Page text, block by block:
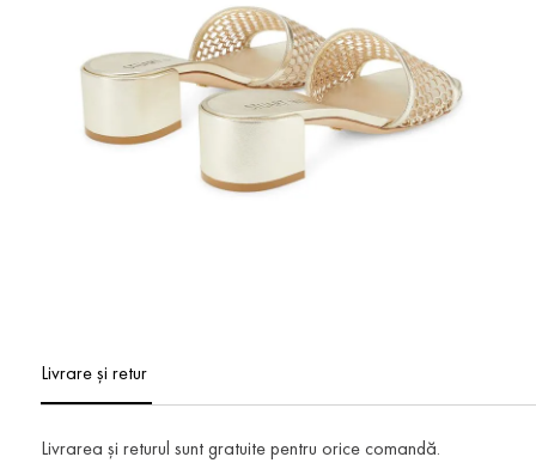
Livrare și retur
Livrarea și returul sunt gratuite pentru orice comandă.